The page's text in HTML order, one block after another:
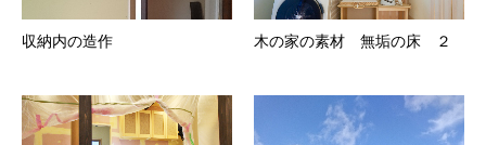
収納内の造作 木の家の素材 無垢の床 ２